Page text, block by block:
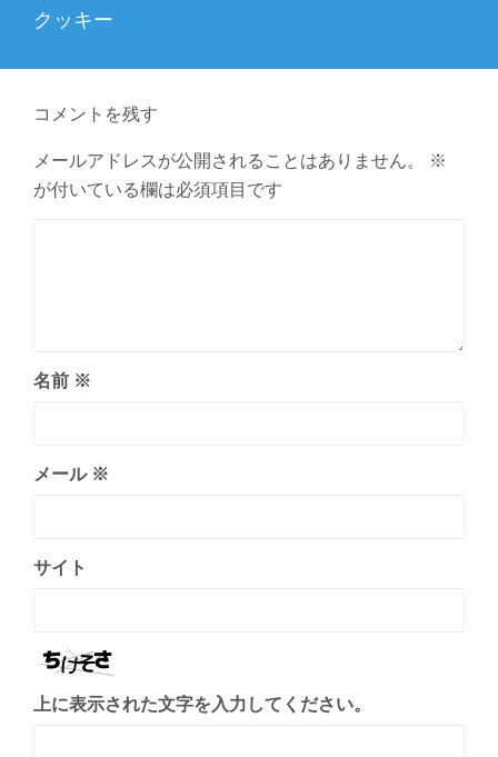
シ
次
投
クッキー
コメントを残す
メールアドレスが公開されることはありません。
※
が付いている欄は必須項目です
名前 ※
メール ※
サイト
上に表示された文字を入力してください。